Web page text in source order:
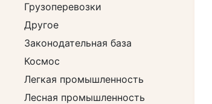
Грузоперевозки
Другое
Законодательная база
Космос
Легкая промышленность
Лесная промышленность